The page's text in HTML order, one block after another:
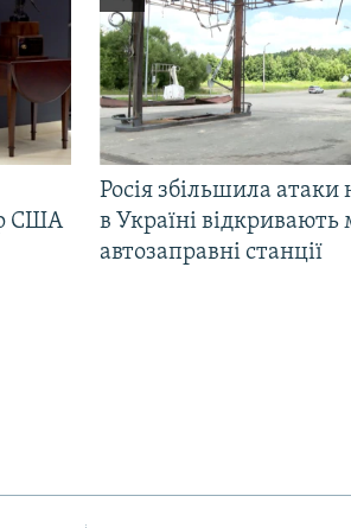
США
Росія збільшила атаки
в Україні відкривають
автозаправні станції